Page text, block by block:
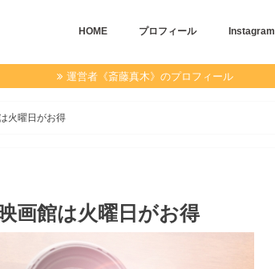
HOME プロフィール Instagram
運営者《斎藤真木》のプロフィール
火曜日がお得
画館は火曜日がお得